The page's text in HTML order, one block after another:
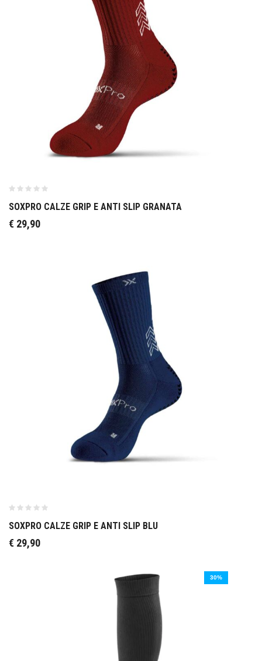
SOXPRO CALZE GRIP E ANTI SLIP GRANATA
€ 29,90
SOXPRO CALZE GRIP E ANTI SLIP BLU
€ 29,90
30%